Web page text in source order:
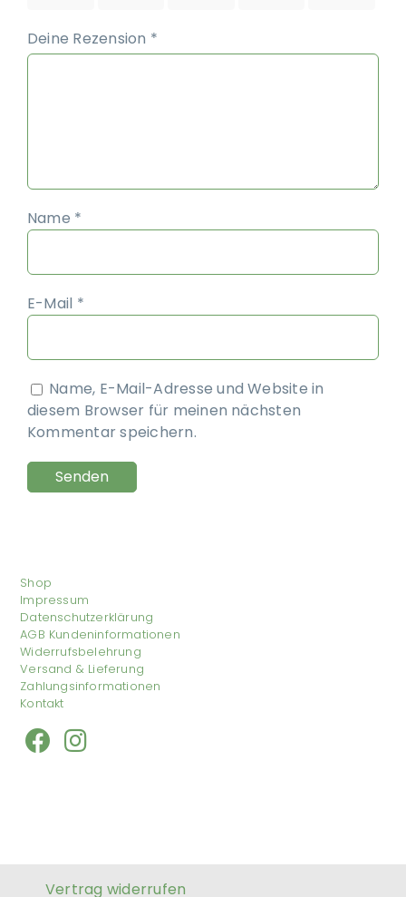
Deine Rezension *
Name *
E-Mail *
Name, E-Mail-Adresse und Website in
diesem Browser für meinen nächsten
Kommentar speichern.
Shop
Impressum
Datenschutzerklärung
AGB Kundeninformationen
Widerrufsbelehrung
Versand & Lieferung
Zahlungsinformationen
Kontakt
Vertrag widerrufen